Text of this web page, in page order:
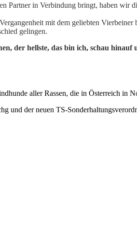
Partner in Verbindung bringt, haben wir
mit dem geliebten Vierbeiner
gelingen.
der hellste, das bin ich, schau hinauf
aller Rassen, die in Österreich in
und der neuen TS-